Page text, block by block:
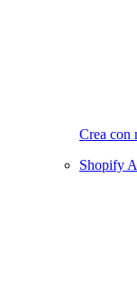
Crea con
Shopify